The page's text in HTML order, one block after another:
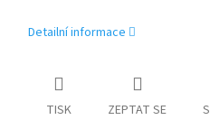
Detailní informace
TISK ZEPTAT SE